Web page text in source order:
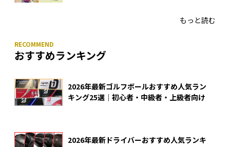
もっと読む
おすすめランキング
2026年最新ゴルフボールおすすめ人気ラン
キング25選｜初心者・中級者・上級者向け
2026年最新ドライバーおすすめ人気ランキ